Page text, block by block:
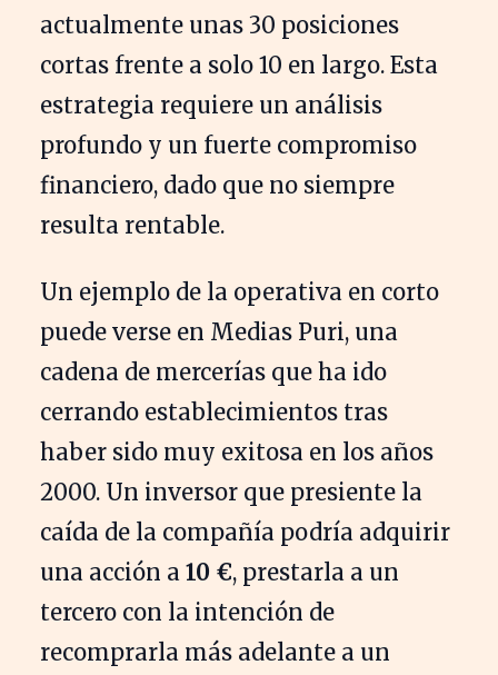
actualmente unas 30 posiciones
cortas frente a solo 10 en largo. Esta
estrategia requiere un análisis
profundo y un fuerte compromiso
financiero, dado que no siempre
resulta rentable.
Un ejemplo de la operativa en corto
puede verse en Medias Puri, una
cadena de mercerías que ha ido
cerrando establecimientos tras
haber sido muy exitosa en los años
2000. Un inversor que presiente la
caída de la compañía podría adquirir
una acción a 10 €, prestarla a un
tercero con la intención de
recomprarla más adelante a un